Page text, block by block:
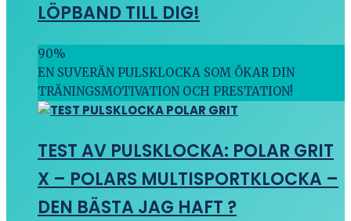
LÖPBAND TILL DIG!
90%
EN SUVERÄN PULSKLOCKA SOM ÖKAR DIN
TRÄNINGSMOTIVATION OCH PRESTATION!
TEST AV PULSKLOCKA: POLAR GRIT
X – POLARS MULTISPORTKLOCKA –
DEN BÄSTA JAG HAFT ?